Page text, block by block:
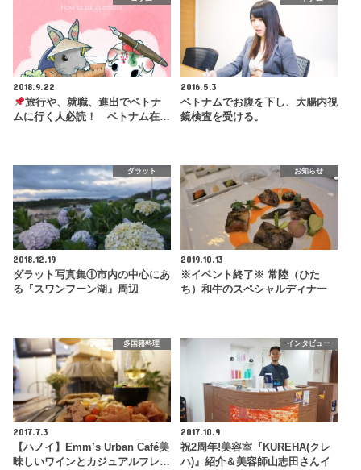
2018.9.22
旅行や、就職、進出でベトナ
ムに行く人必読！ ベトナム在…
2016.5.3
ベトナムでお腹を下し、大腸内視
鏡検査を受ける。
ダラット
2018.12.19
ダラット写真集①市内の中心にあ
る『スワンフーン湖』周辺
お知らせ
2019.10.13
※イベント終了※ 常陸（ひた
ち）和牛のスペシャルディナー
多国籍料理
2017.7.3
【ハノイ】Emm’s Urban Café美
味しいワインとカジュアルフレ…
インタビュー
2017.10.9
祝2周年!美容室『KUREHA(クレ
ハ)』紹介＆美容師山志田さんイ